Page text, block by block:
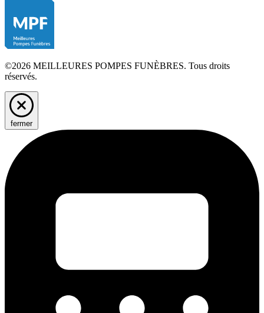
©2026 MEILLEURES POMPES FUNÈBRES. Tous droits
réservés.
fermer